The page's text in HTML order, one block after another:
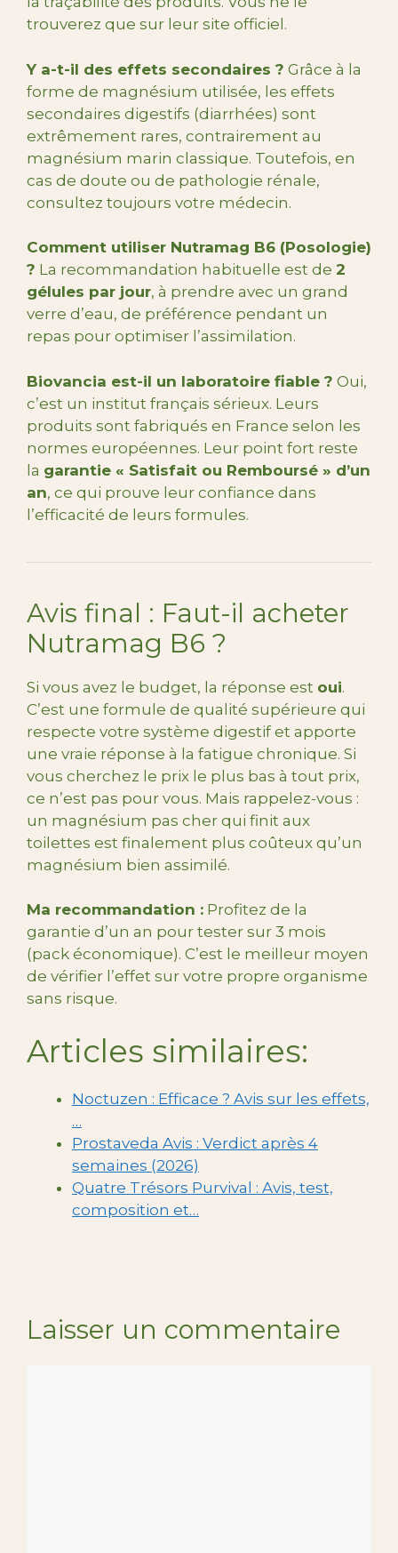
trouverez que sur leur site officiel.
Y a-t-il des effets secondaires ? Grâce à la
forme de magnésium utilisée, les effets
secondaires digestifs (diarrhées) sont
extrêmement rares, contrairement au
magnésium marin classique. Toutefois, en
cas de doute ou de pathologie rénale,
consultez toujours votre médecin.
Comment utiliser Nutramag B6 (Posologie)
? La recommandation habituelle est de 2
gélules par jour, à prendre avec un grand
verre d’eau, de préférence pendant un
repas pour optimiser l’assimilation.
Biovancia est-il un laboratoire fiable ? Oui,
c’est un institut français sérieux. Leurs
produits sont fabriqués en France selon les
normes européennes. Leur point fort reste
la garantie « Satisfait ou Remboursé » d’un
an, ce qui prouve leur confiance dans
l’efficacité de leurs formules.
Avis final : Faut-il acheter
Nutramag B6 ?
Si vous avez le budget, la réponse est oui.
C’est une formule de qualité supérieure qui
respecte votre système digestif et apporte
une vraie réponse à la fatigue chronique. Si
vous cherchez le prix le plus bas à tout prix,
ce n’est pas pour vous. Mais rappelez-vous :
un magnésium pas cher qui finit aux
toilettes est finalement plus coûteux qu’un
magnésium bien assimilé.
Ma recommandation : Profitez de la
garantie d’un an pour tester sur 3 mois
(pack économique). C’est le meilleur moyen
de vérifier l’effet sur votre propre organisme
sans risque.
Articles similaires:
Noctuzen : Efficace ? Avis sur les effets,
…
Prostaveda Avis : Verdict après 4
semaines (2026)
Quatre Trésors Purvival : Avis, test,
composition et…
Laisser un commentaire